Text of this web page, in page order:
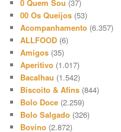
0 Quem Sou (37)
00 Os Queijos (53)
Acompanhamento (6.357)
ALLFOOD (6)
Amigos (35)
Aperitivo (1.017)
Bacalhau (1.542)
Biscoito & Afins (844)
Bolo Doce (2.259)
Bolo Salgado (326)
Bovino (2.872)